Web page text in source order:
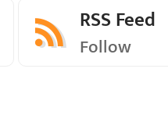
RSS Feed
Follow